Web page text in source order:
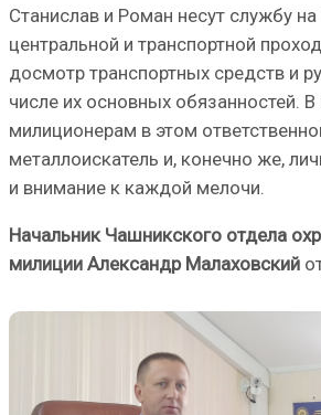
Станислав и Роман несут службу на
центральной и транспортной
досмотр транспортных средств и
числе их основных обязанностей.
милиционерам в этом
металлоискатель и, конечно же,
и внимание к каждой мелочи.
Начальник Чашникского отдела
милиции Александр Малаховский